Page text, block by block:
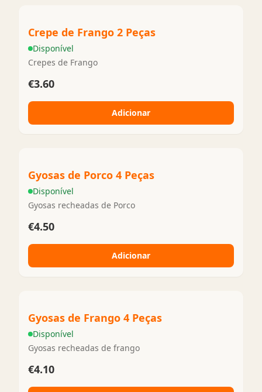
Crepe de Frango 2 Peças
Disponível
Crepes de Frango
€3.60
Adicionar
Gyosas de Porco 4 Peças
Disponível
Gyosas recheadas de Porco
€4.50
Adicionar
Gyosas de Frango 4 Peças
Disponível
Gyosas recheadas de frango
€4.10